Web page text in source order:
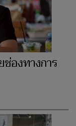
องทางการ